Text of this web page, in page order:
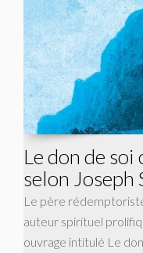
Le don de soi
selon Joseph
Le père
auteur spirituel
ouvrage intitulé Le